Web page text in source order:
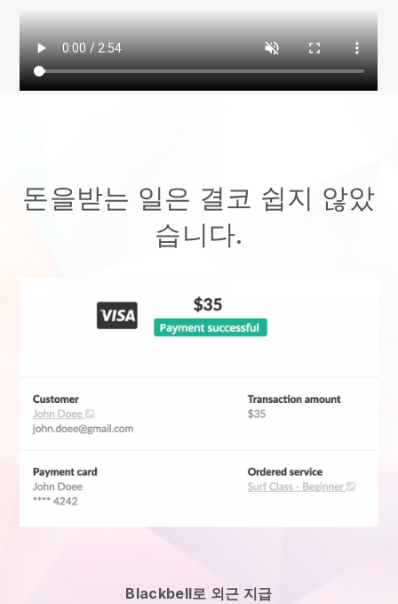
돈을받는 일은 결코 쉽지 않았
습니다.
Blackbell로 외근 지급